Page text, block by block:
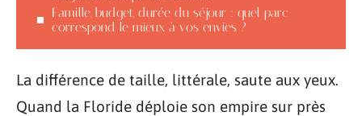
Famille, budget, durée du séjour : quel parc
correspond le mieux à vos envies ?
La différence de taille, littérale, saute aux yeux.
Quand la Floride déploie son empire sur près